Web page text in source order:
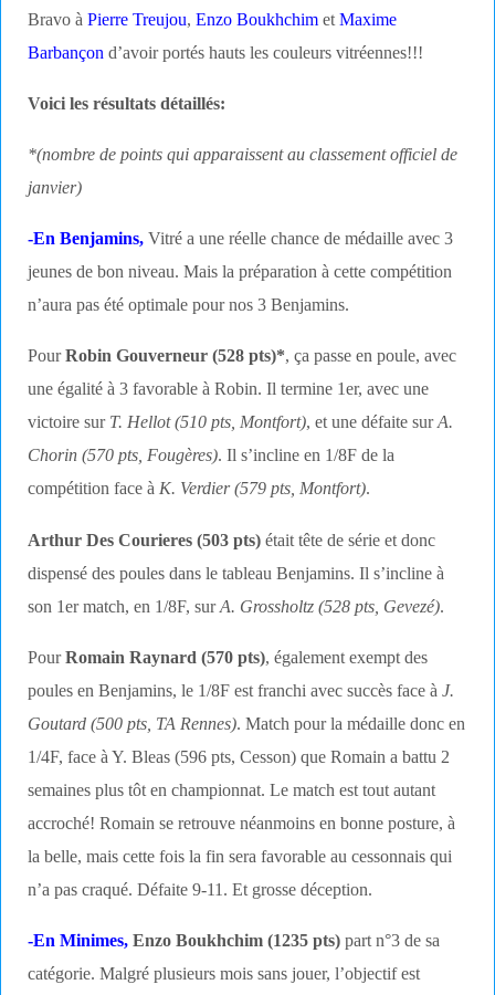
Bravo àPierre Treujou,Enzo Boukhchim etMaxime
Barbançon d’avoir portés hauts les couleurs vitréennes!!!
Voici les résultats détaillés:
*(nombre de points qui apparaissent au classement officiel de
janvier)
-En Benjamins, Vitré a une réelle chance de médaille avec 3
jeunes de bon niveau. Mais la préparation à cette compétition
n’aura pas été optimale pour nos 3 Benjamins.
PourRobin Gouverneur (528 pts)*, ça passe en poule, avec
une égalité à 3 favorable à Robin. Il termine 1er, avec une
victoire sur T. Hellot (510 pts, Montfort), et une défaite surA.
Chorin (570 pts, Fougères). Il s’incline en 1/8F de la
compétition face àK. Verdier (579 pts, Montfort).
Arthur Des Courieres (503 pts)était tête de série et donc
dispensé des poules dans le tableau Benjamins. Il s’incline à
son 1er match, en 1/8F, surA. Grossholtz (528 pts, Gevezé).
PourRomain Raynard (570 pts), également exempt des
poules en Benjamins, le 1/8F est franchi avec succès face àJ.
Goutard (500 pts, TA Rennes). Match pour la médaille donc en
1/4F, face à Y. Bleas (596 pts, Cesson) que Romain a battu 2
semaines plus tôt en championnat. Le match est tout autant
accroché! Romain se retrouve néanmoins en bonne posture, à
la belle, mais cette fois la fin sera favorable au cessonnais qui
n’a pas craqué. Défaite 9-11. Et grosse déception.
-En Minimes, Enzo Boukhchim (1235 pts) part n°3 de sa
catégorie. Malgré plusieurs mois sans jouer, l’objectif est